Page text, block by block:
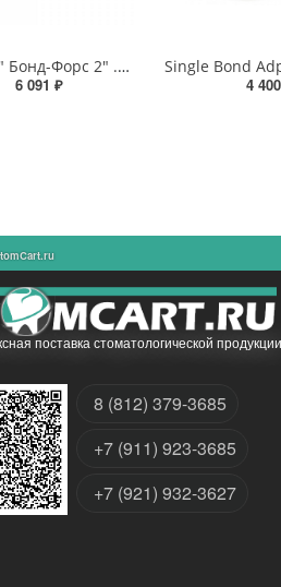
Адгезив " Бонд-Форс 2" .5мл (Токуяма,Япония)
6 091 ₽
4
поставка стоматологической
8 (812) 379-3685
+7 (911) 923-3685
+7 (921) 932-3627